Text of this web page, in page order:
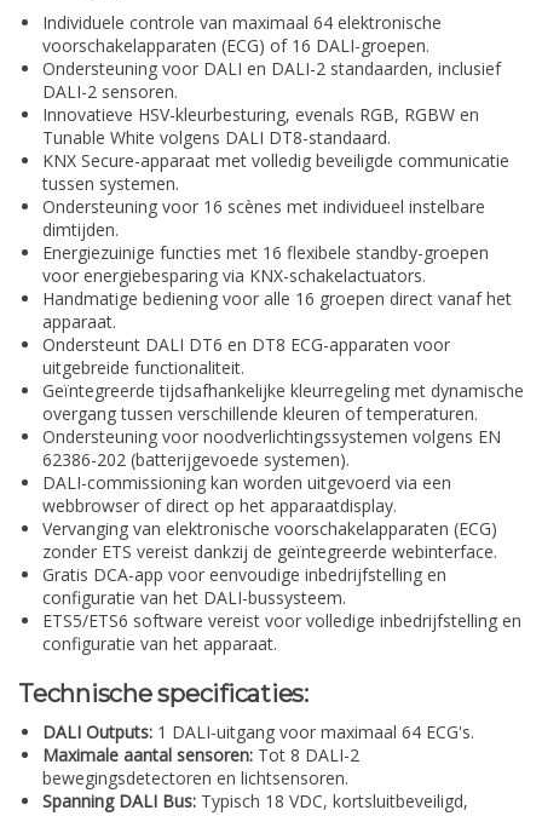
Individuele controle van maximaal 64 elektronische
voorschakelapparaten (ECG) of 16 DALI-groepen.
Ondersteuning voor DALI en DALI-2 standaarden, inclusief
DALI-2 sensoren.
Innovatieve HSV-kleurbesturing, evenals RGB, RGBW en
Tunable White volgens DALI DT8-standaard.
KNX Secure-apparaat met volledig beveiligde communicatie
tussen systemen.
Ondersteuning voor 16 scènes met individueel instelbare
dimtijden.
Energiezuinige functies met 16 flexibele standby-groepen
voor energiebesparing via KNX-schakelactuators.
Handmatige bediening voor alle 16 groepen direct vanaf het
apparaat.
Ondersteunt DALI DT6 en DT8 ECG-apparaten voor
uitgebreide functionaliteit.
Geïntegreerde tijdsafhankelijke kleurregeling met dynamische
overgang tussen verschillende kleuren of temperaturen.
Ondersteuning voor noodverlichtingssystemen volgens EN
62386-202 (batterijgevoede systemen).
DALI-commissioning kan worden uitgevoerd via een
webbrowser of direct op het apparaatdisplay.
Vervanging van elektronische voorschakelapparaten (ECG)
zonder ETS vereist dankzij de geïntegreerde webinterface.
Gratis DCA-app voor eenvoudige inbedrijfstelling en
configuratie van het DALI-bussysteem.
ETS5/ETS6 software vereist voor volledige inbedrijfstelling en
configuratie van het apparaat.
Technische specificaties:
DALI Outputs: 1 DALI-uitgang voor maximaal 64 ECG's.
Maximale aantal sensoren: Tot 8 DALI-2
bewegingsdetectoren en lichtsensoren.
Spanning DALI Bus: Typisch 18 VDC, kortsluitbeveiligd,